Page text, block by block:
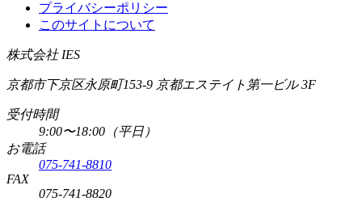
プライバシーポリシー
このサイトについて
株式会社 IES
京都市下京区永原町153-9 京都エステイト第一ビル 3F
受付時間
9:00〜18:00（平日）
お電話
075-741-8810
FAX
075-741-8820